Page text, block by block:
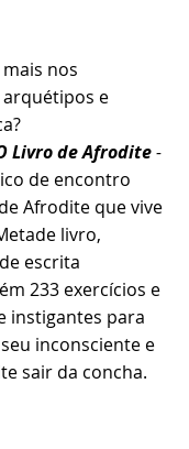
nos
e
Livro de Afrodite -
de encontro
Afrodite que vive
livro,
escrita
233 exercícios e
instigantes para
inconsciente e
sair da concha.